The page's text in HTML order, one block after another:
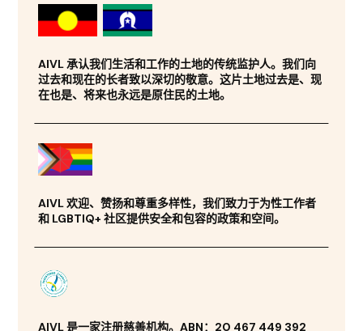
AIVL 承认我们生活和工作的土地的传统监护人。我们向
过去和现在的长者致以深切的敬意。这片土地过去是、现
在也是、将来也永远是原住民的土地。
AIVL 欢迎、赞扬和尊重多样性，我们致力于为性工作者
和 LGBTIQ+ 社区提供安全和包容的政策和空间。
AIVL 是一家注册慈善机构。ABN：20 467 449 392